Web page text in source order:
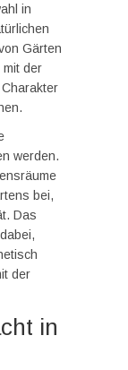
in
Gärten
mit der
werden.
bei,
Das
der
in